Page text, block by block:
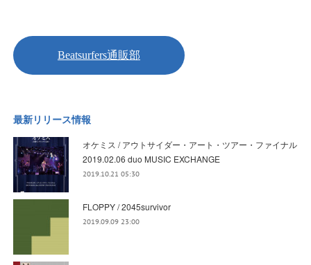
最新リリース情報
オケミス / アウトサイダー・アート・ツアー・ファイナル
2019.02.06 duo MUSIC EXCHANGE
2019.10.21 05:30
FLOPPY / 2045survivor
2019.09.09 23:00